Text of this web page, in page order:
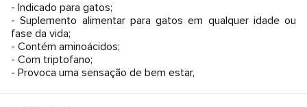
- Indicado para gatos;
- Suplemento alimentar para gatos em qualquer idade ou
fase da vida;
- Contém aminoácidos;
- Com triptofano;
- Provoca uma sensação de bem estar,